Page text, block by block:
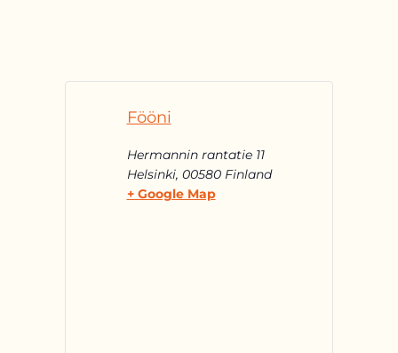
Fööni
Hermannin rantatie 11
Helsinki, 00580 Finland
+ Google Map